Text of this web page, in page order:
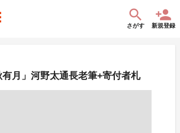
さがす 新規登録
月」河野太通長老筆+寄付者札